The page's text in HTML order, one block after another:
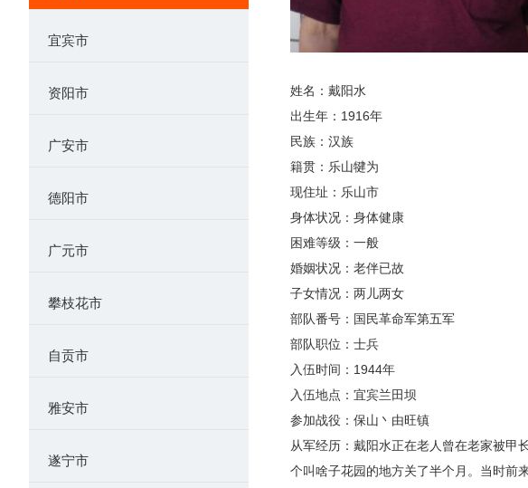
宜宾市
资阳市
广安市
德阳市
广元市
攀枝花市
自贡市
雅安市
遂宁市
姓名：戴阳水
出生年：1916年
民族：汉族
籍贯：乐山犍为
现住址：乐山市
身体状况：身体健康
困难等级：一般
婚姻状况：老伴已故
子女情况：两儿两女
部队番号：国民革命军第五军
部队职位：士兵
入伍时间：1944年
入伍地点：宜宾兰田坝
参加战役：保山丶由旺镇
从军经历：戴阳水正在老人曾在老家被甲
个叫啥子花园的地方关了半个月。当时前